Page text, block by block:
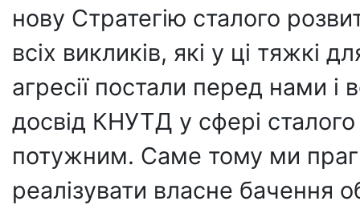
нову Стратегію сталого
всіх викликів, які у ці тяжкі
агресії постали перед нами і
досвід КНУТД у сфері
потужним. Саме тому ми
реалізувати власне бачення